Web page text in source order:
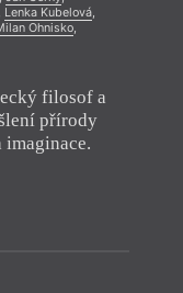
Lenka Kubelová,
Ohnisko,
filosof a
přírody